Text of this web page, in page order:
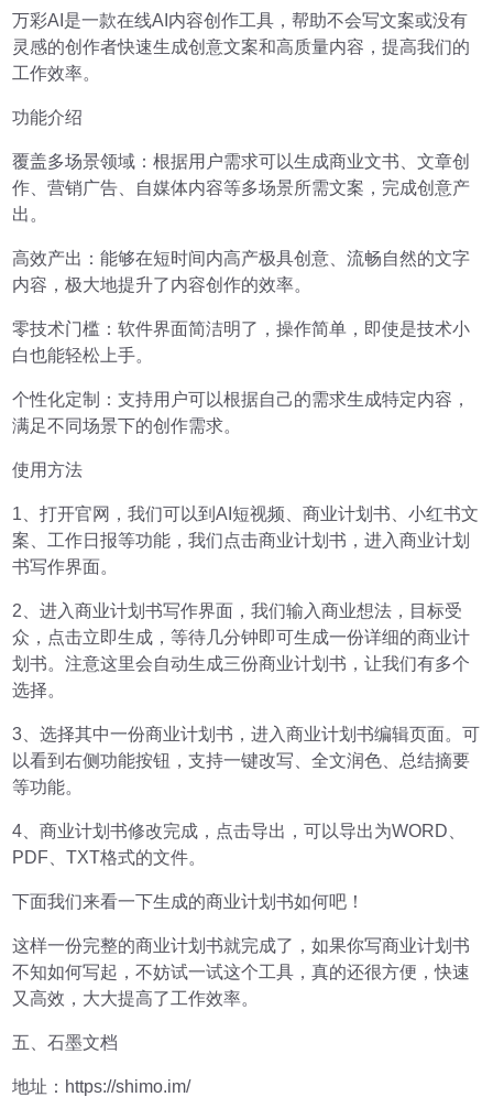
万彩AI是一款在线AI内容创作工具，帮助不会写文案或没有
灵感的创作者快速生成创意文案和高质量内容，提高我们的
工作效率。
功能介绍
覆盖多场景领域：根据用户需求可以生成商业文书、文章创
作、营销广告、自媒体内容等多场景所需文案，完成创意产
出。
高效产出：能够在短时间内高产极具创意、流畅自然的文字
内容，极大地提升了内容创作的效率。
零技术门槛：软件界面简洁明了，操作简单，即使是技术小
白也能轻松上手。
个性化定制：支持用户可以根据自己的需求生成特定内容，
满足不同场景下的创作需求。
使用方法
1、打开官网，我们可以到AI短视频、商业计划书、小红书文
案、工作日报等功能，我们点击商业计划书，进入商业计划
书写作界面。
2、进入商业计划书写作界面，我们输入商业想法，目标受
众，点击立即生成，等待几分钟即可生成一份详细的商业计
划书。注意这里会自动生成三份商业计划书，让我们有多个
选择。
3、选择其中一份商业计划书，进入商业计划书编辑页面。可
以看到右侧功能按钮，支持一键改写、全文润色、总结摘要
等功能。
4、商业计划书修改完成，点击导出，可以导出为WORD、
PDF、TXT格式的文件。
下面我们来看一下生成的商业计划书如何吧！
这样一份完整的商业计划书就完成了，如果你写商业计划书
不知如何写起，不妨试一试这个工具，真的还很方便，快速
又高效，大大提高了工作效率。
五、石墨文档
地址：https://shimo.im/